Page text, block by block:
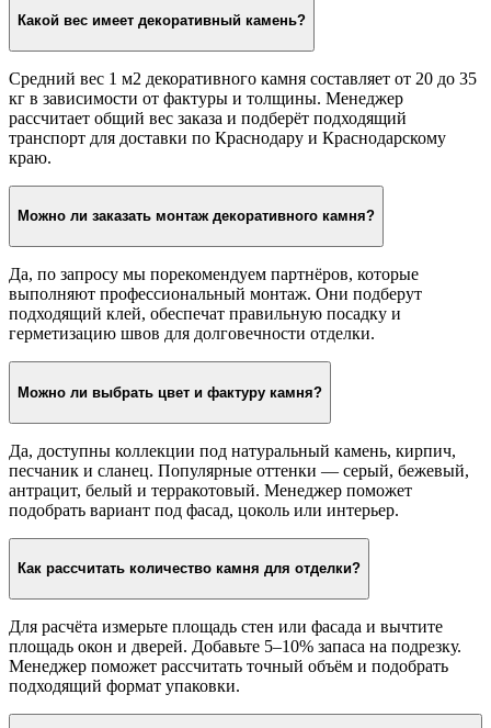
Какой вес имеет декоративный камень?
Средний вес 1 м2 декоративного камня составляет от 20 до 35
кг в зависимости от фактуры и толщины. Менеджер
рассчитает общий вес заказа и подберёт подходящий
транспорт для доставки по Краснодару и Краснодарскому
краю.
Можно ли заказать монтаж декоративного камня?
Да, по запросу мы порекомендуем партнёров, которые
выполняют профессиональный монтаж. Они подберут
подходящий клей, обеспечат правильную посадку и
герметизацию швов для долговечности отделки.
Можно ли выбрать цвет и фактуру камня?
Да, доступны коллекции под натуральный камень, кирпич,
песчаник и сланец. Популярные оттенки — серый, бежевый,
антрацит, белый и терракотовый. Менеджер поможет
подобрать вариант под фасад, цоколь или интерьер.
Как рассчитать количество камня для отделки?
Для расчёта измерьте площадь стен или фасада и вычтите
площадь окон и дверей. Добавьте 5–10% запаса на подрезку.
Менеджер поможет рассчитать точный объём и подобрать
подходящий формат упаковки.